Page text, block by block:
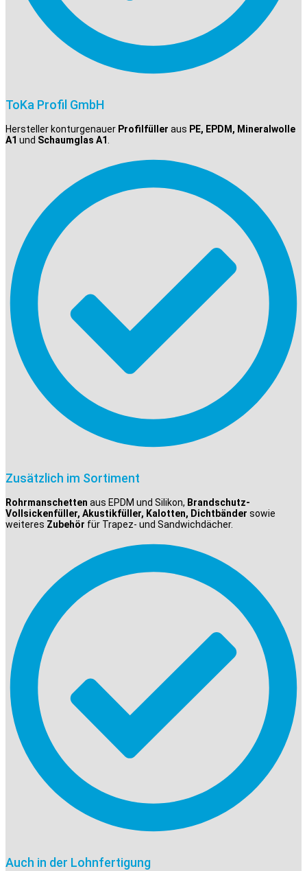
ToKa Profil GmbH
Hersteller konturgenauer Profilfüller aus PE, EPDM, Mineralwolle
A1 und Schaumglas A1.
Zusätzlich im Sortiment
Rohrmanschetten aus EPDM und Silikon, Brandschutz-
Vollsickenfüller, Akustikfüller, Kalotten, Dichtbänder sowie
weiteres Zubehör für Trapez- und Sandwichdächer.
Auch in der Lohnfertigung